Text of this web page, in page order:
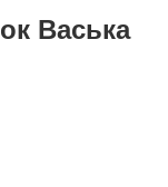
Васька